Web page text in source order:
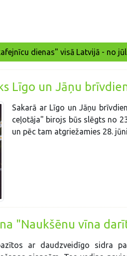
dienas" visā Latvijā - no
Līgo un Jāņu
Sakarā ar Līgo un Jāņu
ceļotāja" birojs būs slēgts no
un pēc tam atgriežamies 28.
"Naukšēnu vīna
ar daudzveidīgo sidra